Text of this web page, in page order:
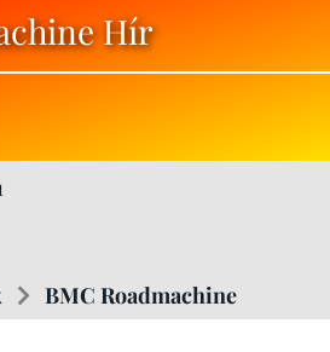
Hír
BMC Roadmachine